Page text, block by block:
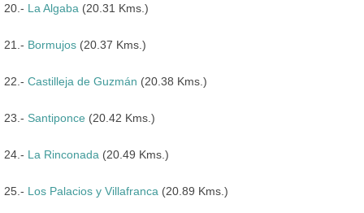
20.- La Algaba (20.31 Kms.)
21.- Bormujos (20.37 Kms.)
22.- Castilleja de Guzmán (20.38 Kms.)
23.- Santiponce (20.42 Kms.)
24.- La Rinconada (20.49 Kms.)
25.- Los Palacios y Villafranca (20.89 Kms.)